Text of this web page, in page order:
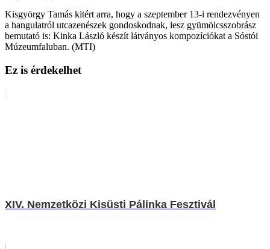
Kisgyörgy Tamás kitért arra, hogy a szeptember 13-i rendezvényen
a hangulatról utcazenészek gondoskodnak, lesz gyümölcsszobrász
bemutató is: Kinka László készít látványos kompozíciókat a Sóstói
Múzeumfaluban. (MTI)
Ez is érdekelhet
XIV. Nemzetközi Kisüsti Pálinka Fesztivál